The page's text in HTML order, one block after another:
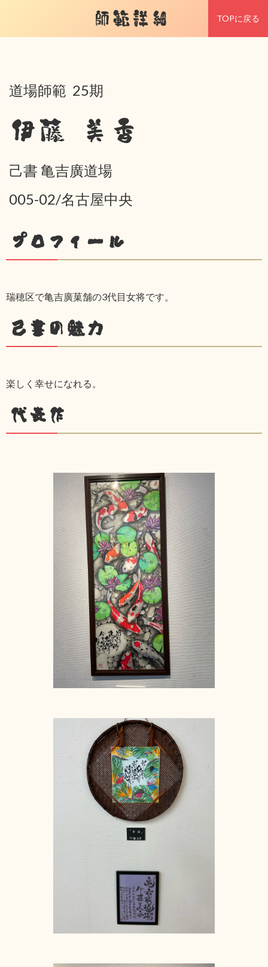
師範詳細 TOPに戻る
道場師範 25期
伊藤 美香
己書 亀吉廣道場
005-02/名古屋中央
プロフィール
瑞穂区で亀吉廣菓舗の3代目女将です。
己書の魅力
楽しく幸せになれる。
代表作